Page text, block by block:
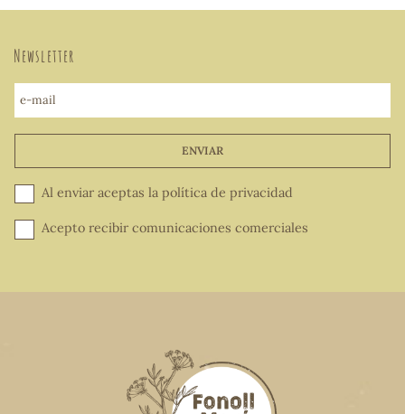
Newsletter
e-mail
ENVIAR
Al enviar aceptas la política de privacidad
Acepto recibir comunicaciones comerciales